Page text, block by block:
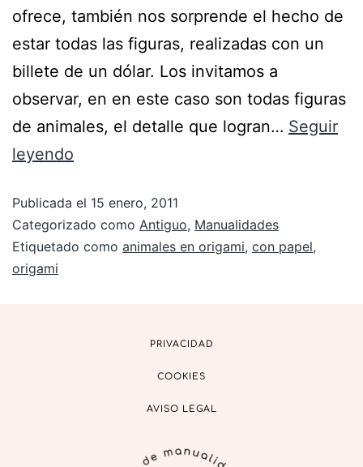
ofrece, también nos sorprende el hecho de
estar todas las figuras, realizadas con un
billete de un dólar. Los invitamos a
observar, en en este caso son todas figuras
de animales, el detalle que logran… Seguir
leyendo
Publicada el 15 enero, 2011
Categorizado como Antiguo, Manualidades
Etiquetado como animales en origami, con papel,
origami
PRIVACIDAD
COOKIES
AVISO LEGAL